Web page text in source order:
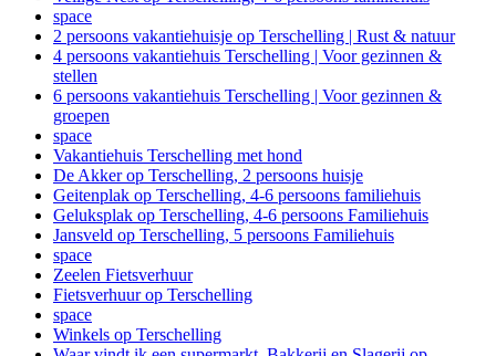
space
2 persoons vakantiehuisje op Terschelling | Rust & natuur
4 persoons vakantiehuis Terschelling | Voor gezinnen &
stellen
6 persoons vakantiehuis Terschelling | Voor gezinnen &
groepen
space
Vakantiehuis Terschelling met hond
De Akker op Terschelling, 2 persoons huisje
Geitenplak op Terschelling, 4-6 persoons familiehuis
Geluksplak op Terschelling, 4-6 persoons Familiehuis
Jansveld op Terschelling, 5 persoons Familiehuis
space
Zeelen Fietsverhuur
Fietsverhuur op Terschelling
space
Winkels op Terschelling